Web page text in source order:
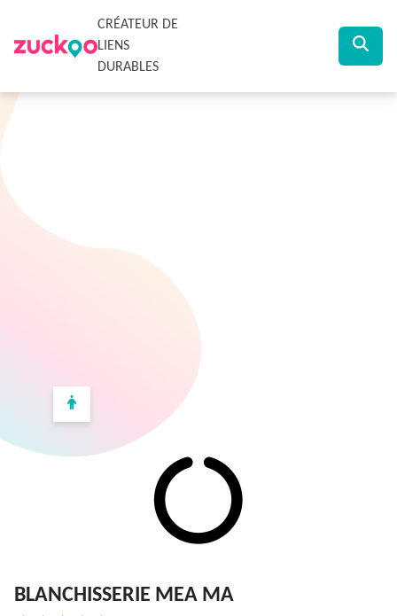
CRÉATEUR DE
LIENS
DURABLES
BLANCHISSERIE MEA MA